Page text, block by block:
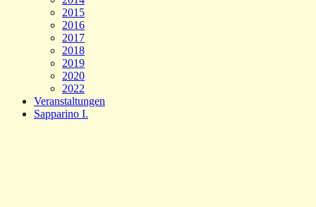
2015
2016
2017
2018
2019
2020
2022
Veranstaltungen
Sapparino I.